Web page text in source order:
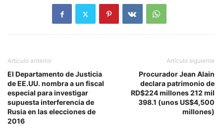
Artículo anterior
El Departamento de Justicia
de EE.UU. nombra a un fiscal
especial para investigar
supuesta interferencia de
Rusia en las elecciones de
2016
Artículo siguiente
Procurador Jean Alain
declara patrimonio de
RD$224 millones 212 mil
398.1 (unos US$4,500
millones)